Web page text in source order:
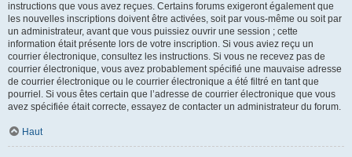
instructions que vous avez reçues. Certains forums exigeront également que
les nouvelles inscriptions doivent être activées, soit par vous-même ou soit par
un administrateur, avant que vous puissiez ouvrir une session ; cette
information était présente lors de votre inscription. Si vous aviez reçu un
courrier électronique, consultez les instructions. Si vous ne recevez pas de
courrier électronique, vous avez probablement spécifié une mauvaise adresse
de courrier électronique ou le courrier électronique a été filtré en tant que
pourriel. Si vous êtes certain que l’adresse de courrier électronique que vous
avez spécifiée était correcte, essayez de contacter un administrateur du forum.
Haut